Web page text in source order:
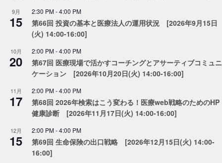
9月
15
2:30 PM-4:00 PM
第66回 投資の基本と医療法人の運用状況 [2026年9月15日
(火) 14:00-16:00]
10月
20
2:00 PM-4:00 PM
第67回 医療現場で活かすコーチングとアサーティブコミュニ
ケーション [2026年10月20日(火) 14:00-16:00]
11月
17
2:00 PM-4:00 PM
第68回 2026年検索はこう変わる！医療web戦略のためのHP
健康診断 [2026年11月17日(火) 14:00-16:00]
12月
15
2:00 PM-4:00 PM
第69回 生命保険の出口戦略 [2026年12月15日(火) 14:00-
16:00]